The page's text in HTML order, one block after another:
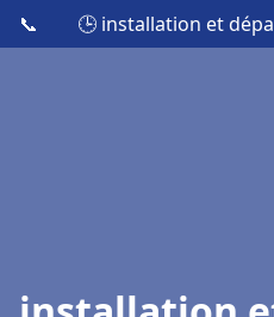
📞 🕒 installation et